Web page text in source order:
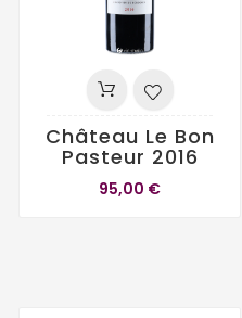
Château Le Bon
Pasteur 2016
95,00 €